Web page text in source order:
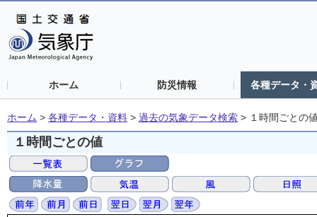
ホーム 防災情報 各種データ・
ホーム > 各種データ・資料 > 過去の気象データ検索 > １時間ごとの
１時間ごとの値